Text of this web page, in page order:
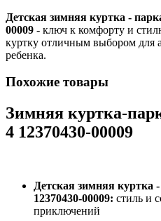
Детская зимняя куртка -
00009 - ключ к комфорту и
куртку отличным выбором для
ребенка.
Похожие товары
Зимняя куртка-
4 12370430-00009
Детская зимняя куртка
12370430-00009: cтиль и
приключений